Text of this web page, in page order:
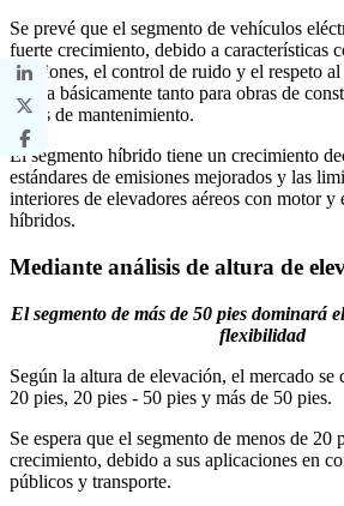
Se prevé que el segmento de vehículos
fuerte crecimiento, debido a características
emisiones, el control de ruido y el respeto
utiliza básicamente tanto para obras de
obras de mantenimiento.
El segmento híbrido tiene un crecimiento
estándares de emisiones mejorados y las
interiores de elevadores aéreos con motor y
híbridos.
Mediante análisis de altura de
El segmento de más de 50 pies dominará
flexibilidad
Según la altura de elevación, el mercado se
20 pies, 20 pies - 50 pies y más de 50 pies.
Se espera que el segmento de menos de 20
crecimiento, debido a sus aplicaciones en
públicos y transporte.